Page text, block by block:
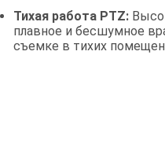
Тихая работа PTZ:
плавное и бесшумное
съемке в тихих